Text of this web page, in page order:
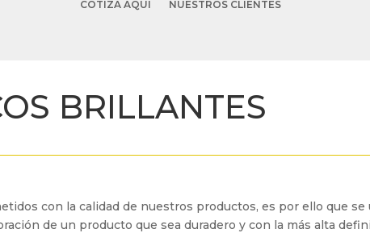
COTIZA AQUÍ
NUESTROS CLIENTES
BRILLANTES
con la calidad de nuestros productos, es por ello que
de un producto que sea duradero y con la más alta